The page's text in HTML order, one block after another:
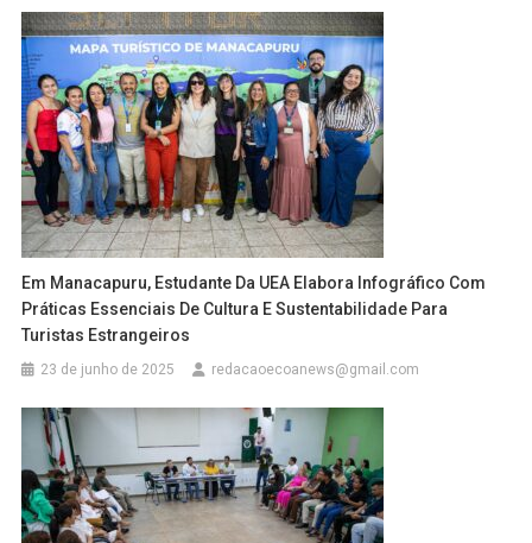
Em Manacapuru, Estudante Da UEA Elabora Infográfico Com
Práticas Essenciais De Cultura E Sustentabilidade Para
Turistas Estrangeiros
23 de junho de 2025 redacaoecoanews@gmail.com